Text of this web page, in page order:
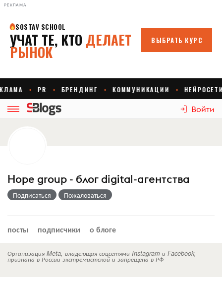
РЕКЛАМА
Войти
Hope group - блог digital-агентства
Подписаться Пожаловаться
посты подписчики о блоге
Организация Meta, владеющая соцсетями Instagram и Facebook,
признана в России экстремистской и запрещена в РФ